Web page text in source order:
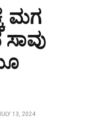
ಮಗ
13, 2024